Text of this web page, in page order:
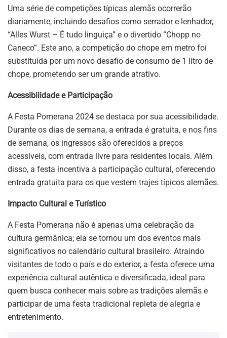
Uma série de competições típicas alemãs ocorrerão
diariamente, incluindo desafios como serrador e lenhador,
“Alles Wurst – É tudo linguiça” e o divertido “Chopp no
Caneco”. Este ano, a competição do chope em metro foi
substituída por um novo desafio de consumo de 1 litro de
chope, prometendo ser um grande atrativo.
Acessibilidade e Participação
A Festa Pomerana 2024 se destaca por sua acessibilidade.
Durante os dias de semana, a entrada é gratuita, e nos fins
de semana, os ingressos são oferecidos a preços
acessíveis, com entrada livre para residentes locais. Além
disso, a festa incentiva a participação cultural, oferecendo
entrada gratuita para os que vestem trajes típicos alemães.
Impacto Cultural e Turístico
A Festa Pomerana não é apenas uma celebração da
cultura germânica; ela se tornou um dos eventos mais
significativos no calendário cultural brasileiro. Atraindo
visitantes de todo o país e do exterior, a festa oferece uma
experiência cultural autêntica e diversificada, ideal para
quem busca conhecer mais sobre as tradições alemãs e
participar de uma festa tradicional repleta de alegria e
entretenimento.